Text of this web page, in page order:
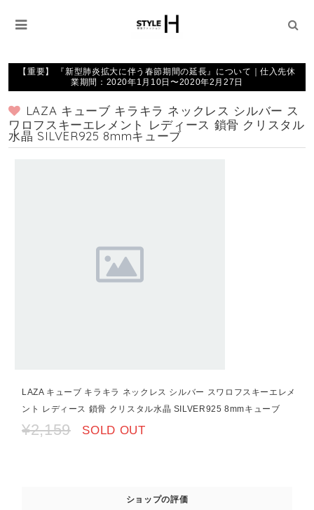
【重要】 『新型肺炎拡大に伴う春節期間の延長』について｜仕入先休
業期間：2020年1月10日〜2020年2月27日
LAZA キューブ キラキラ ネックレス シルバー ス
ワロフスキーエレメント レディース 鎖骨 クリスタル
水晶 SILVER925 8mmキューブ
LAZA キューブ キラキラ ネックレス シルバー スワロフスキーエレメ
ント レディース 鎖骨 クリスタル水晶 SILVER925 8mmキューブ
¥2,159 SOLD OUT
ショップの評価